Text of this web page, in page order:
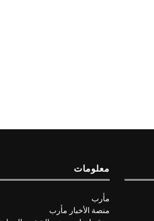
معلومات
مأرب
منصة الأخبار مأرب